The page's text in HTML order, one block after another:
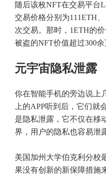
随后该枚NFT在交易平台
交易价格分别为111ETH
次交易。那时，1ETH的
被盗的NFT价值超过300余
元宇宙隐私泄露
你在智能手机的旁边说上
上的APP听到后，它们
是隐私泄露，它不仅在移
界，用户的隐私也容易泄
美国加州大学伯克利分校
果没有创新的新保障措施